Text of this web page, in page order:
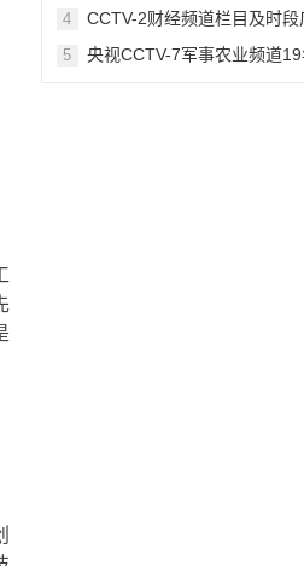
4
CCTV-2财经频道栏目及时段
5
央视CCTV-7军事农业频道19